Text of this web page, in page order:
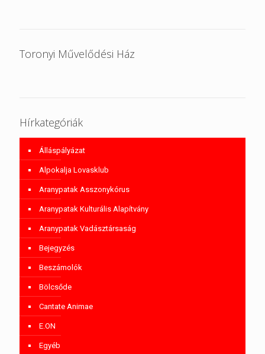
Toronyi Művelődési Ház
Hírkategóriák
Álláspályázat
Alpokalja Lovasklub
Aranypatak Asszonykórus
Aranypatak Kulturális Alapítvány
Aranypatak Vadásztársaság
Bejegyzés
Beszámolók
Bölcsőde
Cantate Animae
E.ON
Egyéb